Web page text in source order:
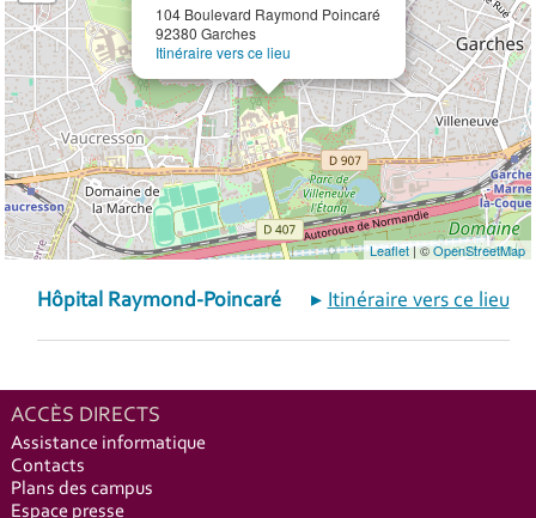
104 Boulevard Raymond Poincaré
92380 Garches
Itinéraire vers ce lieu
Leaflet| ©OpenStreetMap
Itinéraire vers ce lieu
Hôpital Raymond-Poincaré
ACCÈS DIRECTS
Assistance informatique
Contacts
Plans des campus
Espace presse